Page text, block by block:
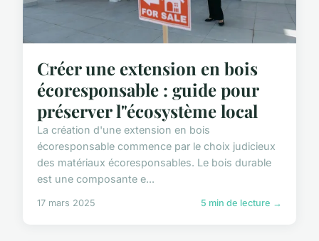
Créer une extension en bois
écoresponsable : guide pour
préserver l"écosystème local
La création d'une extension en bois
écoresponsable commence par le choix judicieux
des matériaux écoresponsables. Le bois durable
est une composante e...
17 mars 2025 5 min de lecture →